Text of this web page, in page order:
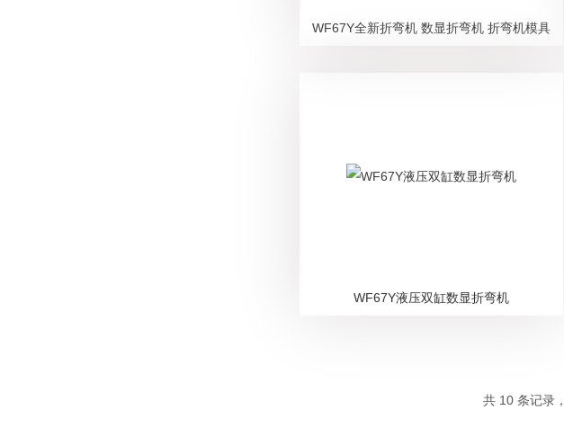
WF67Y全新折弯机 数显折弯机 折弯机模具
WF67Y液压双缸数显折弯机
共 10 条记录